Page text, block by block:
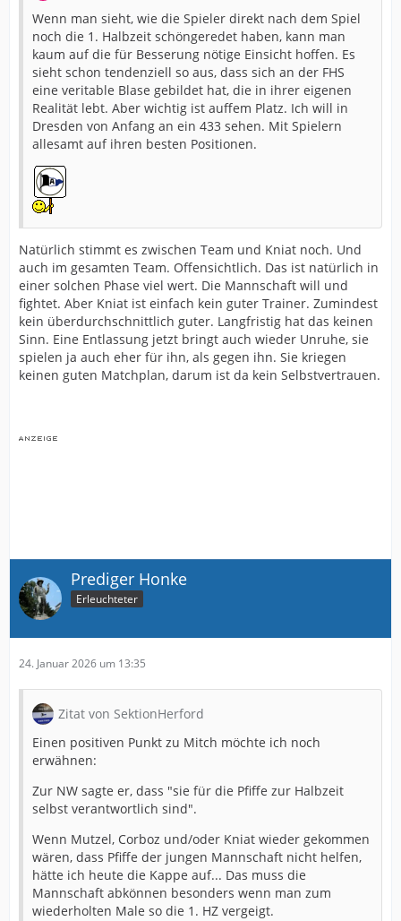
Wenn man sieht, wie die Spieler direkt nach dem Spiel
noch die 1. Halbzeit schöngeredet haben, kann man
kaum auf die für Besserung nötige Einsicht hoffen. Es
sieht schon tendenziell so aus, dass sich an der FHS
eine veritable Blase gebildet hat, die in ihrer eigenen
Realität lebt. Aber wichtig ist auffem Platz. Ich will in
Dresden von Anfang an ein 433 sehen. Mit Spielern
allesamt auf ihren besten Positionen.
Natürlich stimmt es zwischen Team und Kniat noch. Und
auch im gesamten Team. Offensichtlich. Das ist natürlich in
einer solchen Phase viel wert. Die Mannschaft will und
fightet. Aber Kniat ist einfach kein guter Trainer. Zumindest
kein überdurchschnittlich guter. Langfristig hat das keinen
Sinn. Eine Entlassung jetzt bringt auch wieder Unruhe, sie
spielen ja auch eher für ihn, als gegen ihn. Sie kriegen
keinen guten Matchplan, darum ist da kein Selbstvertrauen.
Prediger Honke
Erleuchteter
24. Januar 2026 um 13:35
Zitat von SektionHerford
Einen positiven Punkt zu Mitch möchte ich noch
erwähnen:
Zur NW sagte er, dass "sie für die Pfiffe zur Halbzeit
selbst verantwortlich sind".
Wenn Mutzel, Corboz und/oder Kniat wieder gekommen
wären, dass Pfiffe der jungen Mannschaft nicht helfen,
hätte ich heute die Kappe auf... Das muss die
Mannschaft abkönnen besonders wenn man zum
wiederholten Male so die 1. HZ vergeigt.